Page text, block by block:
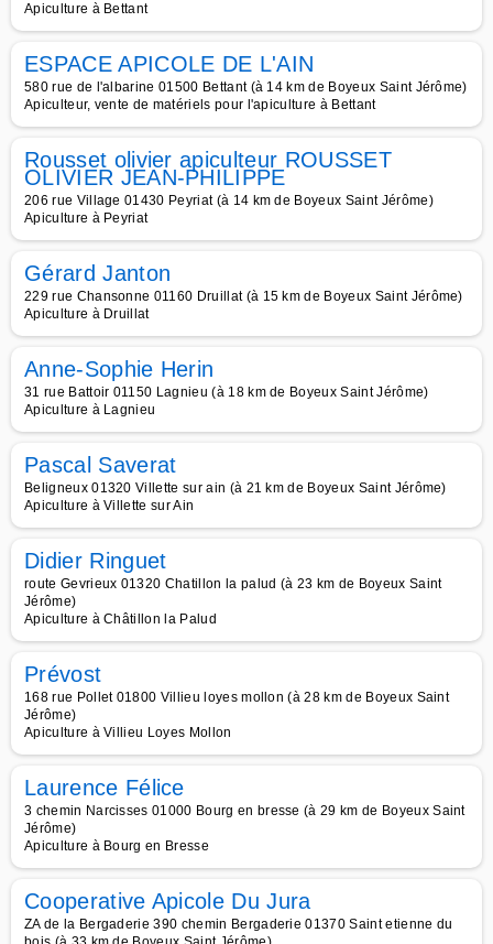
Apiculture à Bettant
ESPACE APICOLE DE L'AIN
580 rue de l'albarine 01500 Bettant (à 14 km de Boyeux Saint Jérôme)
Apiculteur, vente de matériels pour l'apiculture à Bettant
Rousset olivier apiculteur ROUSSET
OLIVIER JEAN-PHILIPPE
206 rue Village 01430 Peyriat (à 14 km de Boyeux Saint Jérôme)
Apiculture à Peyriat
Gérard Janton
229 rue Chansonne 01160 Druillat (à 15 km de Boyeux Saint Jérôme)
Apiculture à Druillat
Anne-Sophie Herin
31 rue Battoir 01150 Lagnieu (à 18 km de Boyeux Saint Jérôme)
Apiculture à Lagnieu
Pascal Saverat
Beligneux 01320 Villette sur ain (à 21 km de Boyeux Saint Jérôme)
Apiculture à Villette sur Ain
Didier Ringuet
route Gevrieux 01320 Chatillon la palud (à 23 km de Boyeux Saint
Jérôme)
Apiculture à Châtillon la Palud
Prévost
168 rue Pollet 01800 Villieu loyes mollon (à 28 km de Boyeux Saint
Jérôme)
Apiculture à Villieu Loyes Mollon
Laurence Félice
3 chemin Narcisses 01000 Bourg en bresse (à 29 km de Boyeux Saint
Jérôme)
Apiculture à Bourg en Bresse
Cooperative Apicole Du Jura
ZA de la Bergaderie 390 chemin Bergaderie 01370 Saint etienne du